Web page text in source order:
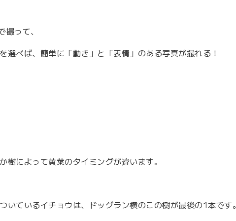
って、
選べば、簡単に「動き」と「表情」のある写真が撮れる！
樹によって黄葉のタイミングが違います。
いているイチョウは、ドッグラン横のこの樹が最後の1本です。